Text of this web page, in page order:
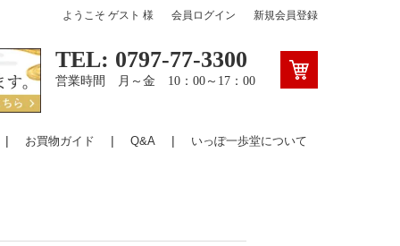
ようこそ ゲスト 様 会員ログイン 新規会員登録
TEL: 0797-77-3300
営業時間 月～金 10：00～17：00
お買物ガイド Q&A いっぽ一歩堂について